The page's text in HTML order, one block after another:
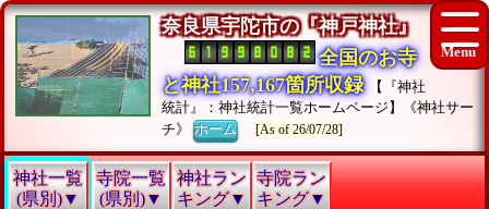
奈良県宇陀市の『神戸神社』
全国のお寺
と神社157,167箇所収録
【『神社
統計』：神社統計一覧ホームページ】《神社サー
チ》ホーム [As of 26/07/28]
神社一覧
(県別)▼
寺院一覧
(県別)▼
神社ラン
キング▼
寺院ラン
キング▼